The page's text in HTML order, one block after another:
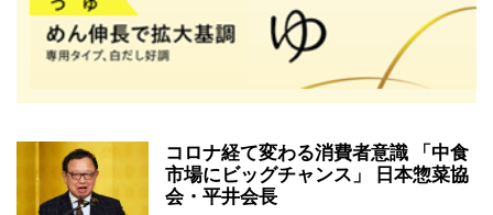
コロナ経て変わる消費者意識 「中食
市場にビッグチャンス」 日本惣菜協
会・平井会長